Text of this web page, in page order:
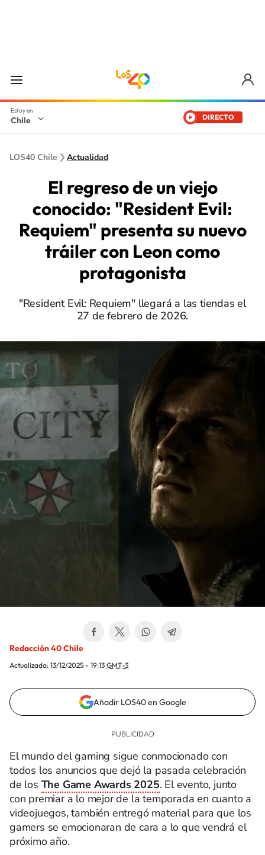
Chile DIRECTO
LOS40 Chile Actualidad
El regreso de un viejo
conocido: "Resident Evil:
Requiem" presenta su nuevo
tráiler con Leon como
protagonista
"Resident Evil: Requiem" llegará a las tiendas el
27 de febrero de 2026.
Redacción 40 Chile
Actualizada: 13/12/2025 - 19:13 GMT-3
Añadir LOS40 en Google
El mundo del gaming sigue conmocionado con
todos los anuncios que dejó la pasada celebración
de los The Game Awards 2025. El evento, junto
con premiar a lo mejor de la temporada en cuanto a
videojuegos, también entregó material para que los
gamers se emocionaran de cara a lo que vendrá el
próximo año.